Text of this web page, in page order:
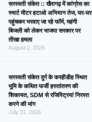
सरस्वती संकेत :: खैरागढ़ में कांग्रेस का
स्मार्ट मीटर हटाओ अभियान तेज, घर-घर
पहुंचकर भरवाए जा रहे फॉर्म, महंगी
बिजली को लेकर भाजपा सरकार पर
तीखा हमला
August 2, 2026
सरस्वती संकेत दुर्ग के करहीडीह स्थित
भूमि के कथित फर्जी हस्तांतरण की
शिकायत, SDM से रजिस्ट्रियां निरस्त
करने की मांग
July 31, 2026